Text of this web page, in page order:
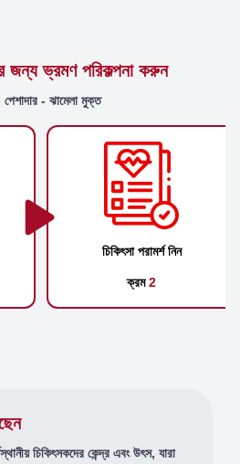
জন্য ভ্রমণ পরিকল্পনা করুন
- ঝামেলা মুক্ত
চিকিৎসা পরামর্শ নিন
ক্রম2
চিকিৎসকদের কেন্দ্র এবং উৎস, যারা